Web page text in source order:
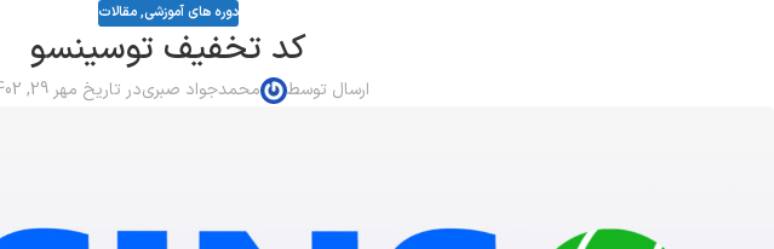
دوره های آموزشی,مقالات
کد تخفیف توسینسو
ارسال توسط محمدجواد صبریدر تاریخ مهر 29, 1402